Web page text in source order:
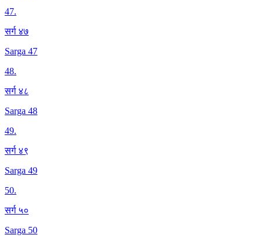
47.
सर्ग ४७
Sarga 47
48.
सर्ग ४८
Sarga 48
49.
सर्ग ४९
Sarga 49
50.
सर्ग ५०
Sarga 50